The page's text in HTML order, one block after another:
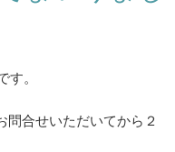
す。
問合せいただいてから２